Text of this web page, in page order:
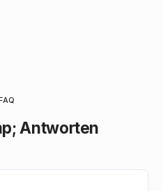
Antworten